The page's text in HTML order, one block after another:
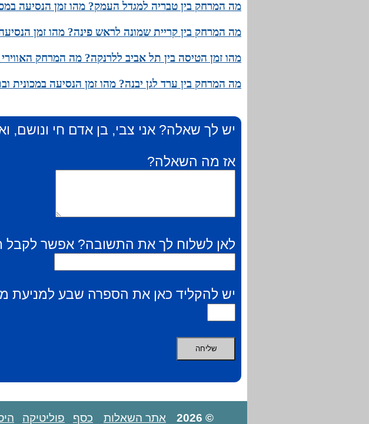
מה המרחק בין טבריה למגדל העמק? מהו זמן הנסיעה
מה המרחק בין קריית שמונה לראש פינה? מהו זמן
מהו זמן הטיסה בין תל אביב ללרנקה? מה המרחק
מה המרחק בין ערד לגן יבנה? מהו זמן הנסיעה במכונית
יש לך שאלה? אני צבי, בן אדם חי ונושם,
אז מה השאלה?
לאן לשלוח לך את התשובה? אפשר לקבל
יש להקליד כאן את הספרה שבע למניעת
© 2026 אתר השאלות כסף פוליטיקה